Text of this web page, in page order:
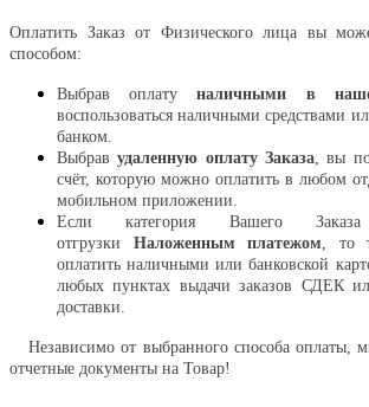
Оплатить Заказ от Физического лица вы
способом:
Выбрав оплатуналичными в
воспользоваться наличными средствами
банком.
Выбравудаленную оплату Заказа , вы
счёт, которую можно оплатить в любом
мобильном приложении.
Если категория Вашего
отгрузки Наложенным платежом , то
оплатить наличными или банковской
любых пунктах выдачи заказов СДЕК
доставки.
Независимо от выбранного способа оплаты,
отчетные документы на Товар!